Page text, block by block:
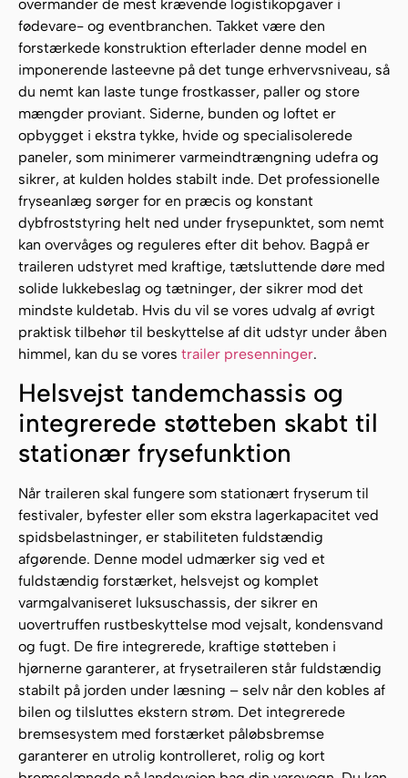
overmander de mest krævende logistikopgaver i
fødevare- og eventbranchen. Takket være den
forstærkede konstruktion efterlader denne model en
imponerende lasteevne på det tunge erhvervsniveau, så
du nemt kan laste tunge frostkasser, paller og store
mængder proviant. Siderne, bunden og loftet er
opbygget i ekstra tykke, hvide og specialisolerede
paneler, som minimerer varmeindtrængning udefra og
sikrer, at kulden holdes stabilt inde. Det professionelle
fryseanlæg sørger for en præcis og konstant
dybfroststyring helt ned under frysepunktet, som nemt
kan overvåges og reguleres efter dit behov. Bagpå er
traileren udstyret med kraftige, tætsluttende døre med
solide lukkebeslag og tætninger, der sikrer mod det
mindste kuldetab. Hvis du vil se vores udvalg af øvrigt
praktisk tilbehør til beskyttelse af dit udstyr under åben
himmel, kan du se vores trailer presenninger.
Helsvejst tandemchassis og
integrerede støtteben skabt til
stationær frysefunktion
Når traileren skal fungere som stationært fryserum til
festivaler, byfester eller som ekstra lagerkapacitet ved
spidsbelastninger, er stabiliteten fuldstændig
afgørende. Denne model udmærker sig ved et
fuldstændig forstærket, helsvejst og komplet
varmgalvaniseret luksuschassis, der sikrer en
uovertruffen rustbeskyttelse mod vejsalt, kondensvand
og fugt. De fire integrerede, kraftige støtteben i
hjørnerne garanterer, at frysetraileren står fuldstændig
stabilt på jorden under læsning – selv når den kobles af
bilen og tilsluttes ekstern strøm. Det integrerede
bremsesystem med forstærket påløbsbremse
garanterer en utrolig kontrolleret, rolig og kort